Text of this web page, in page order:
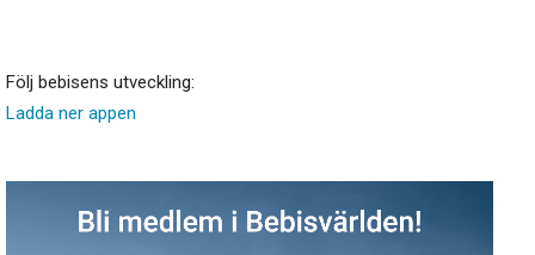
Följ bebisens utveckling:
Ladda ner appen